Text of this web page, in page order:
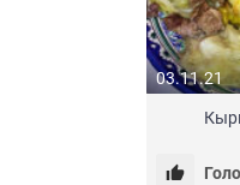
03.11.21